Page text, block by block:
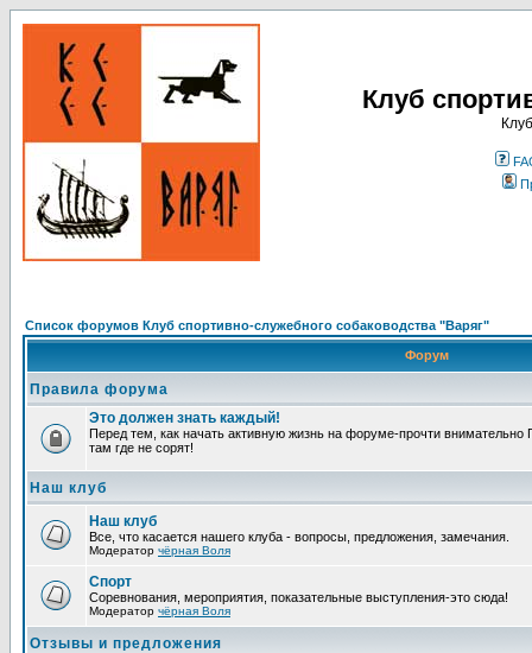
Клуб
Список форумов Клуб спортивно-служебного собаководства "Варяг"
Форум
Правила форума
Это должен знать каждый!
Перед тем, как начать активную жизнь на форуме-прочти
там где не сорят!
Наш клуб
Наш клуб
Все, что касается нашего клуба - вопросы, предложения, замечания.
Модератор чёрная Воля
Спорт
Соревнования, мероприятия, показательные выступления-это сюда!
Модератор чёрная Воля
Отзывы и предложения